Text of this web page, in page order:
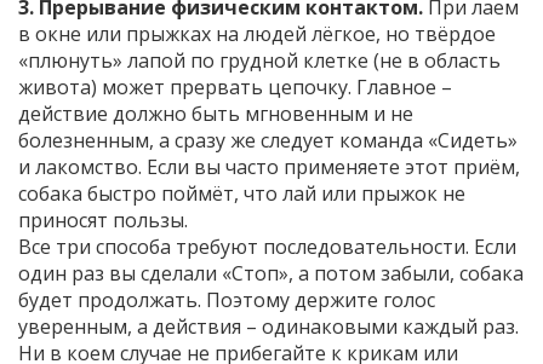
3. Прерывание физическим контактом. При лаем
в окне или прыжках на людей лёгкое, но твёрдое
«плюнуть» лапой по грудной клетке (не в область
живота) может прервать цепочку. Главное –
действие должно быть мгновенным и не
болезненным, а сразу же следует команда «Сидеть»
и лакомство. Если вы часто применяете этот приём,
собака быстро поймёт, что лай или прыжок не
приносят пользы.
Все три способа требуют последовательности. Если
один раз вы сделали «Стоп», а потом забыли, собака
будет продолжать. Поэтому держите голос
уверенным, а действия – одинаковыми каждый раз.
Ни в коем случае не прибегайте к крикам или